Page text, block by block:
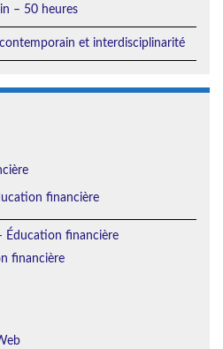
– 50 heures
et interdisciplinarité
financière
Éducation financière
financière